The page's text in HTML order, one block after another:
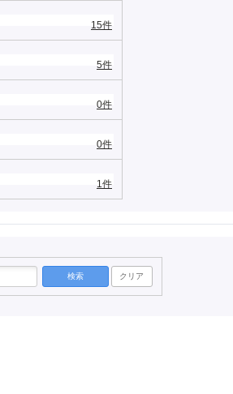
15件
5件
0件
0件
1件
検索 クリア